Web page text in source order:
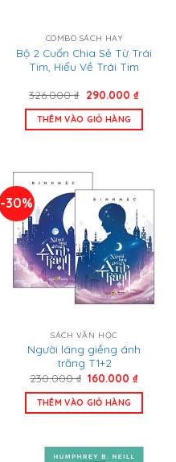
COMBO SÁCH HAY
Bộ 2 Cuốn Chia Sẻ Từ Trái
Tim, Hiểu Về Trái Tim
326.000₫ Giá
là:
326.000 ₫.
290.000 ₫Giá
tại
THÊM VÀO GIỎ HÀNG
-30%
SÁCH VĂN HỌC
Người láng giềng ánh
trăng T1+2
230.000₫ Giá
là:
230.000 ₫.
160.000₫Giá
tại
THÊM VÀO GIỎ HÀNG